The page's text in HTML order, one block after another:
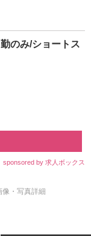
のみ/ショートス
sponsored by 求人ボックス
像・写真詳細